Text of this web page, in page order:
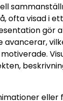
ofta visad i
gör
avancerar,
eller